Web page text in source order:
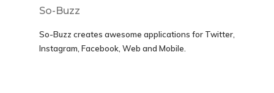
So-Buzz
So-Buzz creates awesome applications for Twitter,
Instagram, Facebook, Web and Mobile.